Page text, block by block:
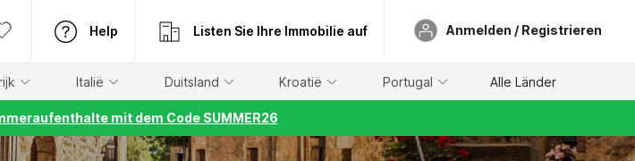
Help Listen Sie Ihre Immobilie auf Anmelden / Registrieren
Italië Duitsland Kroatië Portugal Alle Länder
mit dem Code SUMMER26